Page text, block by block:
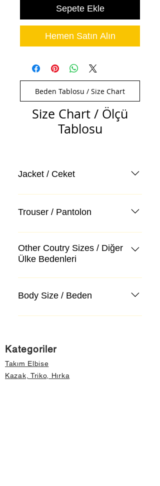
Sepete Ekle
Hemen Satın Alın
Beden Tablosu / Size Chart
Size Chart / Ölçü
Tablosu
Jacket / Ceket
Trouser / Pantolon
Other Coutry Sizes / Diğer
Ülke Bedenleri
Body Size / Beden
Kategoriler
Takım Elbise
Kazak, Triko, Hırka